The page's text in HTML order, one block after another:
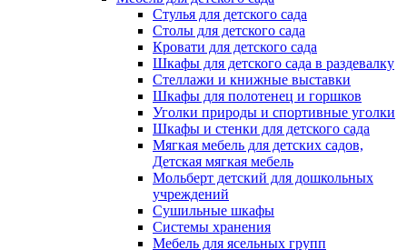
Стулья для детского сада
Столы для детского сада
Кровати для детского сада
Шкафы для детского сада в раздевалку
Стеллажи и книжные выставки
Шкафы для полотенец и горшков
Уголки природы и спортивные уголки
Шкафы и стенки для детского сада
Мягкая мебель для детских садов,
Детская мягкая мебель
Мольберт детский для дошкольных
учреждений
Сушильные шкафы
Системы хранения
Мебель для ясельных групп